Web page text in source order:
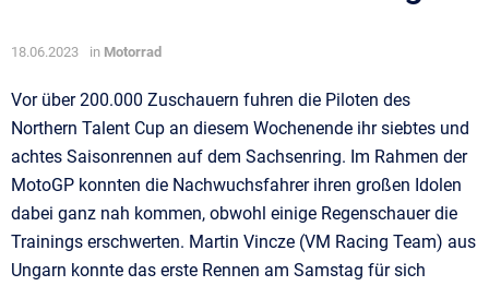
18.06.2023 in Motorrad
Vor über 200.000 Zuschauern fuhren die Piloten des
Northern Talent Cup an diesem Wochenende ihr siebtes und
achtes Saisonrennen auf dem Sachsenring. Im Rahmen der
MotoGP konnten die Nachwuchsfahrer ihren großen Idolen
dabei ganz nah kommen, obwohl einige Regenschauer die
Trainings erschwerten. Martin Vincze (VM Racing Team) aus
Ungarn konnte das erste Rennen am Samstag für sich